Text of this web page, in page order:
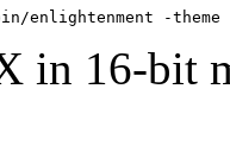
in 16-bit